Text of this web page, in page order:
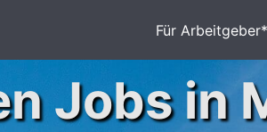
Für
Jobs in